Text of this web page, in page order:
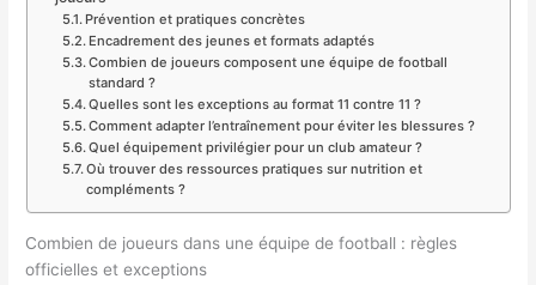
Prévention et pratiques concrètes
Encadrement des jeunes et formats adaptés
Combien de joueurs composent une équipe de football
standard ?
Quelles sont les exceptions au format 11 contre 11 ?
Comment adapter l’entraînement pour éviter les blessures ?
Quel équipement privilégier pour un club amateur ?
Où trouver des ressources pratiques sur nutrition et
compléments ?
Combien de joueurs dans une équipe de football : règles
officielles et exceptions